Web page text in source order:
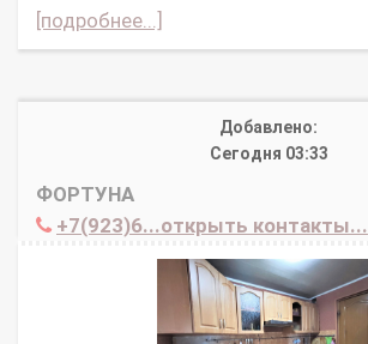
[подробнее...]
Добавлено:
Сегодня 03:33
ФОРТУНА
+7(923)6...открыть контакты...